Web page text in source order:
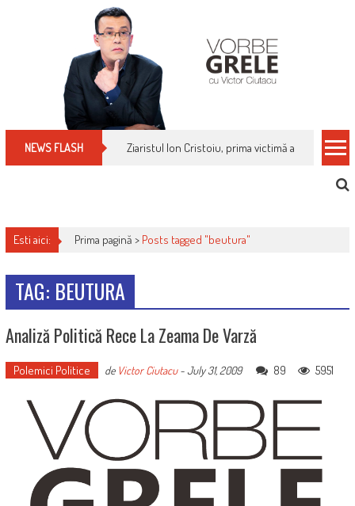
NEWS FLASH Ziaristul Ion Cristoiu, prima victimă a noi
Esti aici: Prima pagină > Posts tagged "beutura"
TAG: BEUTURA
Analiză Politică Rece La Zeama De Varză
Polemici Politice de Victor Ciutacu-July 31, 2009 89 5951